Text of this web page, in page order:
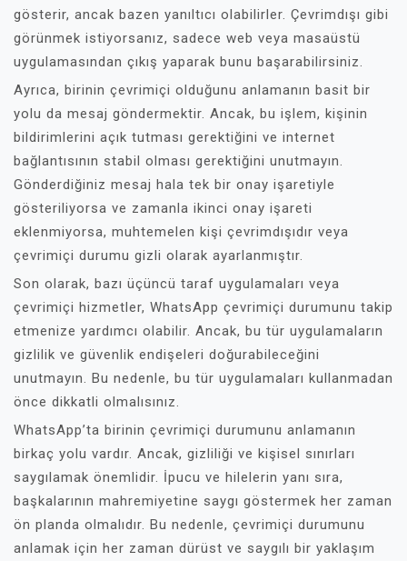
gösterir, ancak bazen yanıltıcı olabilirler. Çevrimdışı gibi
görünmek istiyorsanız, sadece web veya masaüstü
uygulamasından çıkış yaparak bunu başarabilirsiniz.
Ayrıca, birinin çevrimiçi olduğunu anlamanın basit bir
yolu da mesaj göndermektir. Ancak, bu işlem, kişinin
bildirimlerini açık tutması gerektiğini ve internet
bağlantısının stabil olması gerektiğini unutmayın.
Gönderdiğiniz mesaj hala tek bir onay işaretiyle
gösteriliyorsa ve zamanla ikinci onay işareti
eklenmiyorsa, muhtemelen kişi çevrimdışıdır veya
çevrimiçi durumu gizli olarak ayarlanmıştır.
Son olarak, bazı üçüncü taraf uygulamaları veya
çevrimiçi hizmetler, WhatsApp çevrimiçi durumunu takip
etmenize yardımcı olabilir. Ancak, bu tür uygulamaların
gizlilik ve güvenlik endişeleri doğurabileceğini
unutmayın. Bu nedenle, bu tür uygulamaları kullanmadan
önce dikkatli olmalısınız.
WhatsApp’ta birinin çevrimiçi durumunu anlamanın
birkaç yolu vardır. Ancak, gizliliği ve kişisel sınırları
saygılamak önemlidir. İpucu ve hilelerin yanı sıra,
başkalarının mahremiyetine saygı göstermek her zaman
ön planda olmalıdır. Bu nedenle, çevrimiçi durumunu
anlamak için her zaman dürüst ve saygılı bir yaklaşım